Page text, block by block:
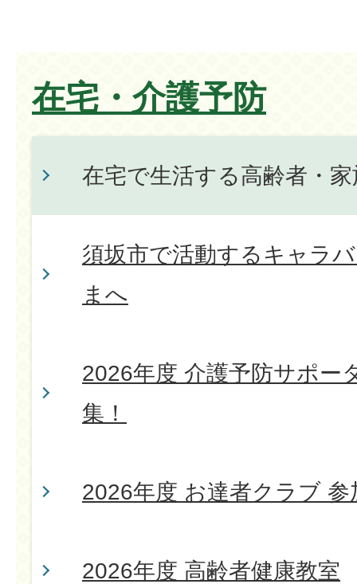
在宅・介護予防
在宅で生活する高齢者・
須坂市で活動するキャラ
まへ
2026年度 介護予防サポー
集！
2026年度 お達者クラブ 参
2026年度 高齢者健康教室